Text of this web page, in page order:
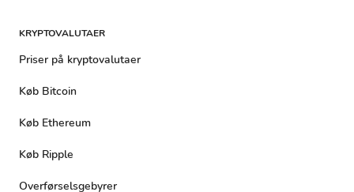
KRYPTOVALUTAER
Priser på kryptovalutaer
Køb Bitcoin
Køb Ethereum
Køb Ripple
Overførselsgebyrer